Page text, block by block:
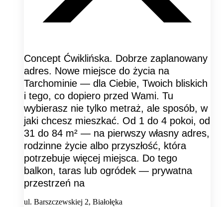
Concept Ćwiklińska. Dobrze zaplanowany
adres. Nowe miejsce do życia na
Tarchominie — dla Ciebie, Twoich bliskich
i tego, co dopiero przed Wami. Tu
wybierasz nie tylko metraż, ale sposób, w
jaki chcesz mieszkać. Od 1 do 4 pokoi, od
31 do 84 m² — na pierwszy własny adres,
rodzinne życie albo przyszłość, która
potrzebuje więcej miejsca. Do tego
balkon, taras lub ogródek — prywatna
przestrzeń na
ul. Barszczewskiej 2, Białołęka